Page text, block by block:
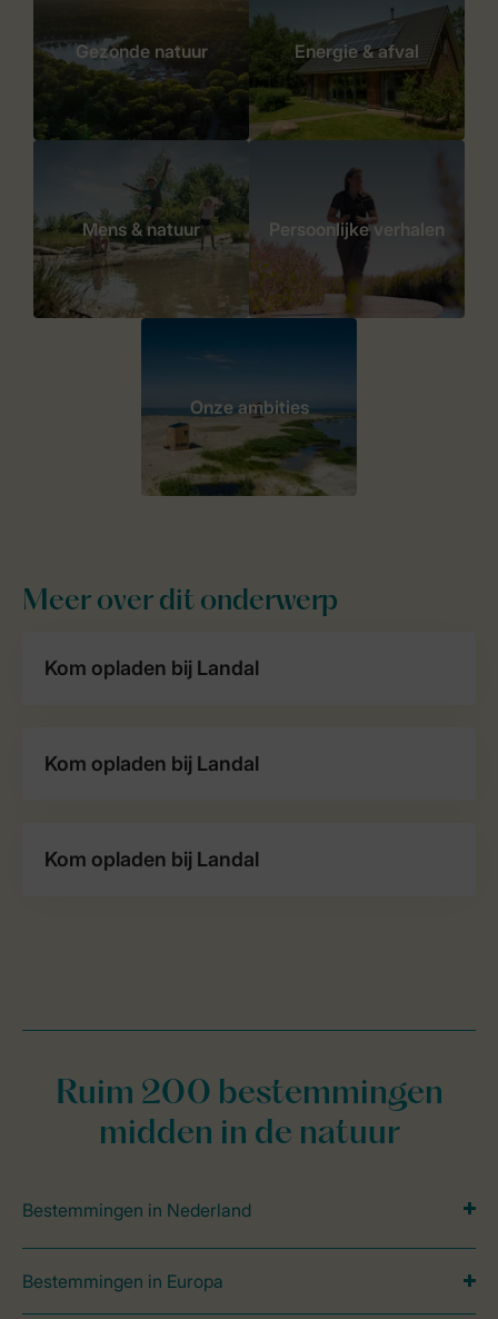
Gezonde natuur Energie & afval
Mens & natuur Persoonlijke verhalen
Onze ambities
Meer over dit onderwerp
Kom opladen bij Landal
Kom opladen bij Landal
Kom opladen bij Landal
Ruim 200 bestemmingen
midden in de natuur
Bestemmingen in Nederland
Bestemmingen in Europa